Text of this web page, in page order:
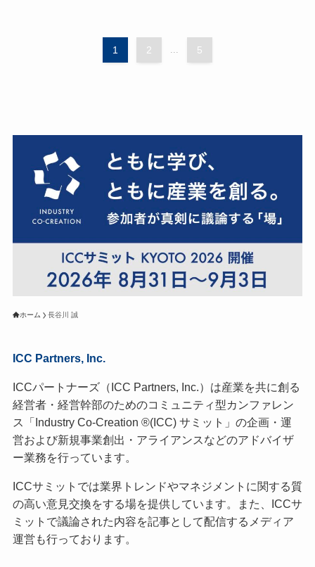
1 2 5
ホーム 長谷川 誠
ICC Partners, Inc.
ICCパートナーズ（ICC Partners, Inc.）は産業を共に創る
経営者・経営幹部のためのコミュニティ型カンファレン
ス「Industry Co-Creation ®(ICC) サミット」の企画・運
営および新規事業創出・アライアンスなどのアドバイザ
ー業務を行っています。
ICCサミットでは業界トレンドやマネジメントに関する質
の高い意見交換をする場を提供しています。また、ICCサ
ミットで議論された内容を記事として配信するメディア
運営も行っております。